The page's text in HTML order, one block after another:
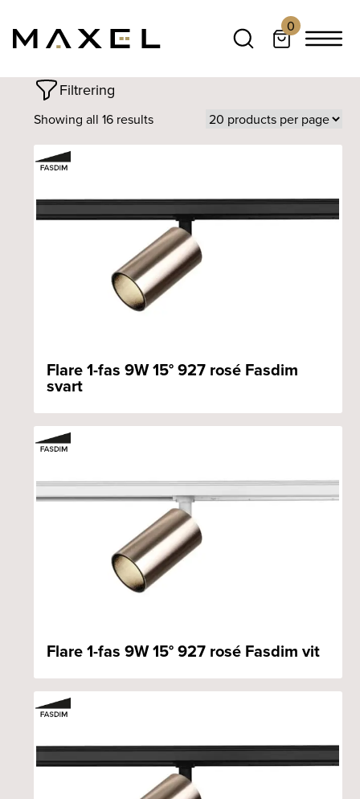
0
Filtrering
Showing all 16 results
Flare 1-fas 9W 15° 927 rosé Fasdim
svart
Flare 1-fas 9W 15° 927 rosé Fasdim vit